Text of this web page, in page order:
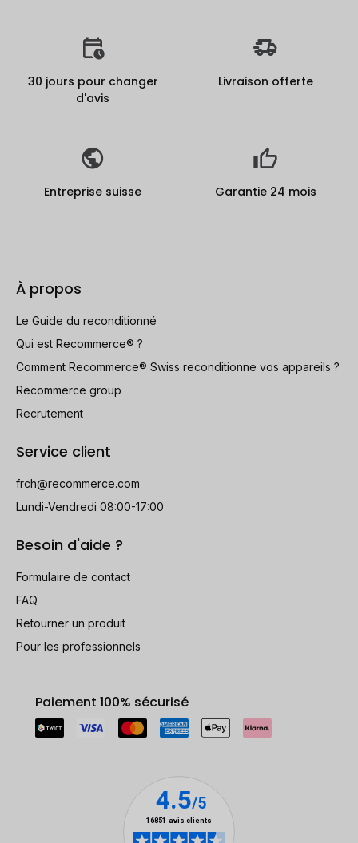
30 jours pour changer
d'avis
Livraison offerte
Entreprise suisse Garantie 24 mois
À propos
Le Guide du reconditionné
Qui est Recommerce® ?
Comment Recommerce® Swiss reconditionne vos appareils ?
Recommerce group
Recrutement
Service client
frch@recommerce.com
Lundi-Vendredi 08:00-17:00
Besoin d'aide ?
Formulaire de contact
FAQ
Retourner un produit
Pour les professionnels
Paiement 100% sécurisé